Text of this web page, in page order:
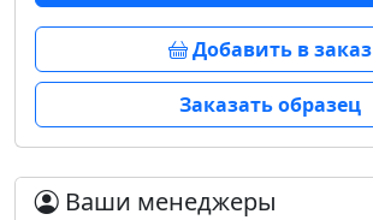
Добавить в заказ
Заказать образец
Ваши менеджеры